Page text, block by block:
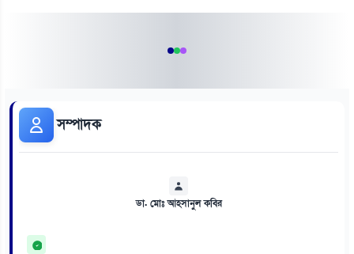
সম্পাদক
ডা. মোঃ আহসানুল কবির